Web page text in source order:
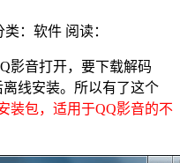
类：软件 阅读：
影音打开，要下载解码
线安装。所以有了这个
装包，适用于QQ影音的不